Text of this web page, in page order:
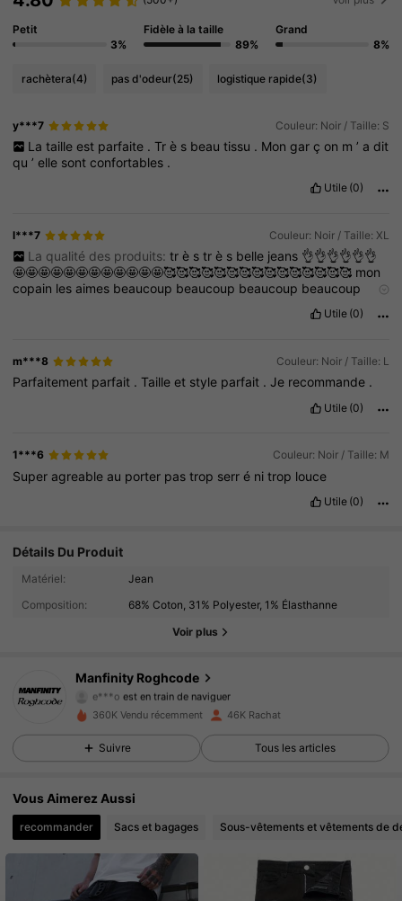
Petit
3%
Fidèle à la taille
89%
Grand
8%
rachètera(4) pas d'odeur(25) logistique rapide(3)
y***7 Couleur: Noir / Taille: S
La taille est parfaite . Tr è s beau tissu . Mon gar ç on m ’ a dit
qu’elle sontconfortables .
Utile (0)
l***7 Couleur: Noir / Taille: XL
La qualité des produits: tr è s tr è s belle jeans 👌👌👌👌👌👌
🤩🤩🤩🤩🤩🤩🤩🤩🤩🤩🤩🤩🥰🥰🥰🥰🥰🥰🥰🥰🥰🥰🥰🥰🥰🥰🥰 mon
copain les aimes beaucoup beaucoup beaucoup beaucoup
🩷❤️🩷🩷🩷🩷❤️❤️🩷❤️❤️🩷🩷🩷🩷❤️🩷
beaucoup
beaucoup
beaucoup beaucoup beaucoupbeaucoup
beaucoupbeaucoup shein 💖❤️💖❤️❤️🩷❤️❤️🩷🩷🩷🩷❤️🩷❤️❤️🩷
Utile (0)
m***8 Couleur: Noir / Taille: L
Parfaitement parfait .Tailleet style parfait .Je recommande .
Utile (0)
1***6 Couleur: Noir / Taille: M
Super agreable au porter pastrop serré nitrop louce
Utile (0)
Détails Du Produit
Matériel:
Jean
Composition:
68% Coton, 31% Polyester, 1% Élasthanne
Voir plus
Manfinity Roghcode
27K Suiveurs
e***o est en train de naviguer
4.75
27K Suiveurs
4.75 27K Suiveurs
4.75 27K Suiveurs
360K Vendu récemment 46K Rachat
Suivre Tous les articles
Vous Aimerez Aussi
recommander Sacs et bagages Sous-vêtements et vêtements de